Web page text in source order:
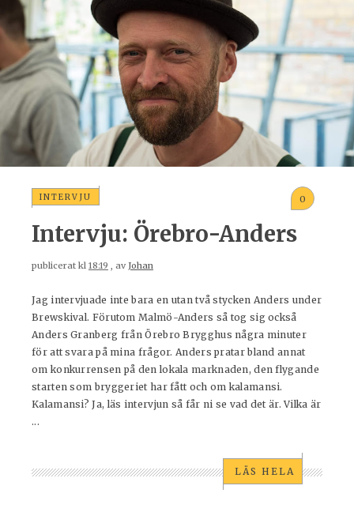
INTERVJU 0
Intervju: Örebro-Anders
publicerat kl 18:19 , avJohan
Jag intervjuade inte bara en utan två stycken Anders under
Brewskival. Förutom Malmö-Anders så tog sig också
Anders Granberg från Örebro Brygghus några minuter
för att svara på mina frågor. Anders pratar bland annat
om konkurrensen på den lokala marknaden, den flygande
starten som bryggeriet har fått och om kalamansi.
Kalamansi? Ja, läs intervjun så får ni se vad det är. Vilka är
...
LÄS HELA